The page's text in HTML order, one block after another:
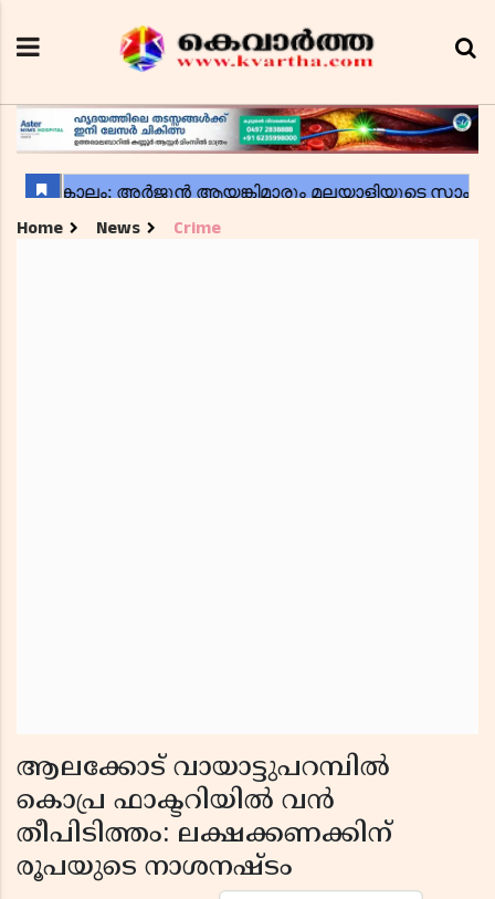
Home News Crime
ആലക്കോട് വായാട്ടുപറമ്പിൽ
കൊപ്ര ഫാക്ടറിയിൽ വൻ
തീപിടിത്തം: ലക്ഷക്കണക്കിന്
രൂപയുടെ നാശനഷ്ടം